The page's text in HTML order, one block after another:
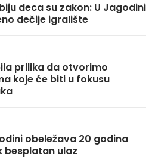
deca su zakon: U Jagodini
dečije igralište
prilika da otvorimo
koje će biti u fokusu
obeležava 20 godina
besplatan ulaz